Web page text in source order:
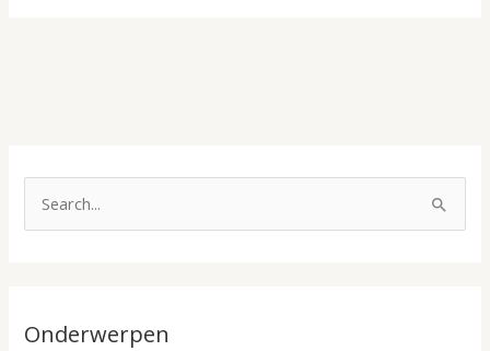
n
Onderwerpen